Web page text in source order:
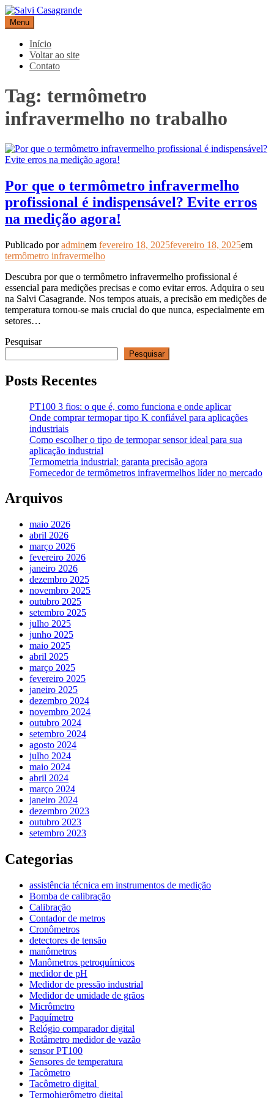
Pular
para
o
conteúdo
Salvi Casagrande
Especialistas em equipamentos de medição e automação
Menu
Início
Voltar ao site
Contato
Tag: termômetro
infravermelho no trabalho
Por que o termômetro infravermelho
profissional é indispensável? Evite erros
na medição agora!
Publicado poradminem fevereiro 18, 2025fevereiro 18, 2025em
termômetro infravermelho
Descubra por que o termômetro infravermelho profissional é
essencial para medições precisas e como evitar erros. Adquira o seu
na Salvi Casagrande. Nos tempos atuais, a precisão em medições de
temperatura tornou-se mais crucial do que nunca, especialmente em
setores…
Pesquisar
Pesquisar
Posts Recentes
PT100 3 fios: o que é, como funciona e onde aplicar
Onde comprar termopar tipo K confiável para aplicações
industriais
Como escolher o tipo de termopar sensor ideal para sua
aplicação industrial
Termometria industrial: garanta precisão agora
Fornecedor de termômetros infravermelhos líder no mercado
Arquivos
maio 2026
abril 2026
março 2026
fevereiro 2026
janeiro 2026
dezembro 2025
novembro 2025
outubro 2025
setembro 2025
julho 2025
junho 2025
maio 2025
abril 2025
março 2025
fevereiro 2025
janeiro 2025
dezembro 2024
novembro 2024
outubro 2024
setembro 2024
agosto 2024
julho 2024
maio 2024
abril 2024
março 2024
janeiro 2024
dezembro 2023
outubro 2023
setembro 2023
Categorias
assistência técnica em instrumentos de medição
Bomba de calibração
Calibração
Contador de metros
Cronômetros
detectores de tensão
manômetros
Manômetros petroquímicos
medidor de pH
Medidor de pressão industrial
Medidor de umidade de grãos
Micrômetro
Paquímetro
Relógio comparador digital
Rotâmetro medidor de vazão
sensor PT100
Sensores de temperatura
Tacômetro
Tacômetro digital
Termohigrômetro digital